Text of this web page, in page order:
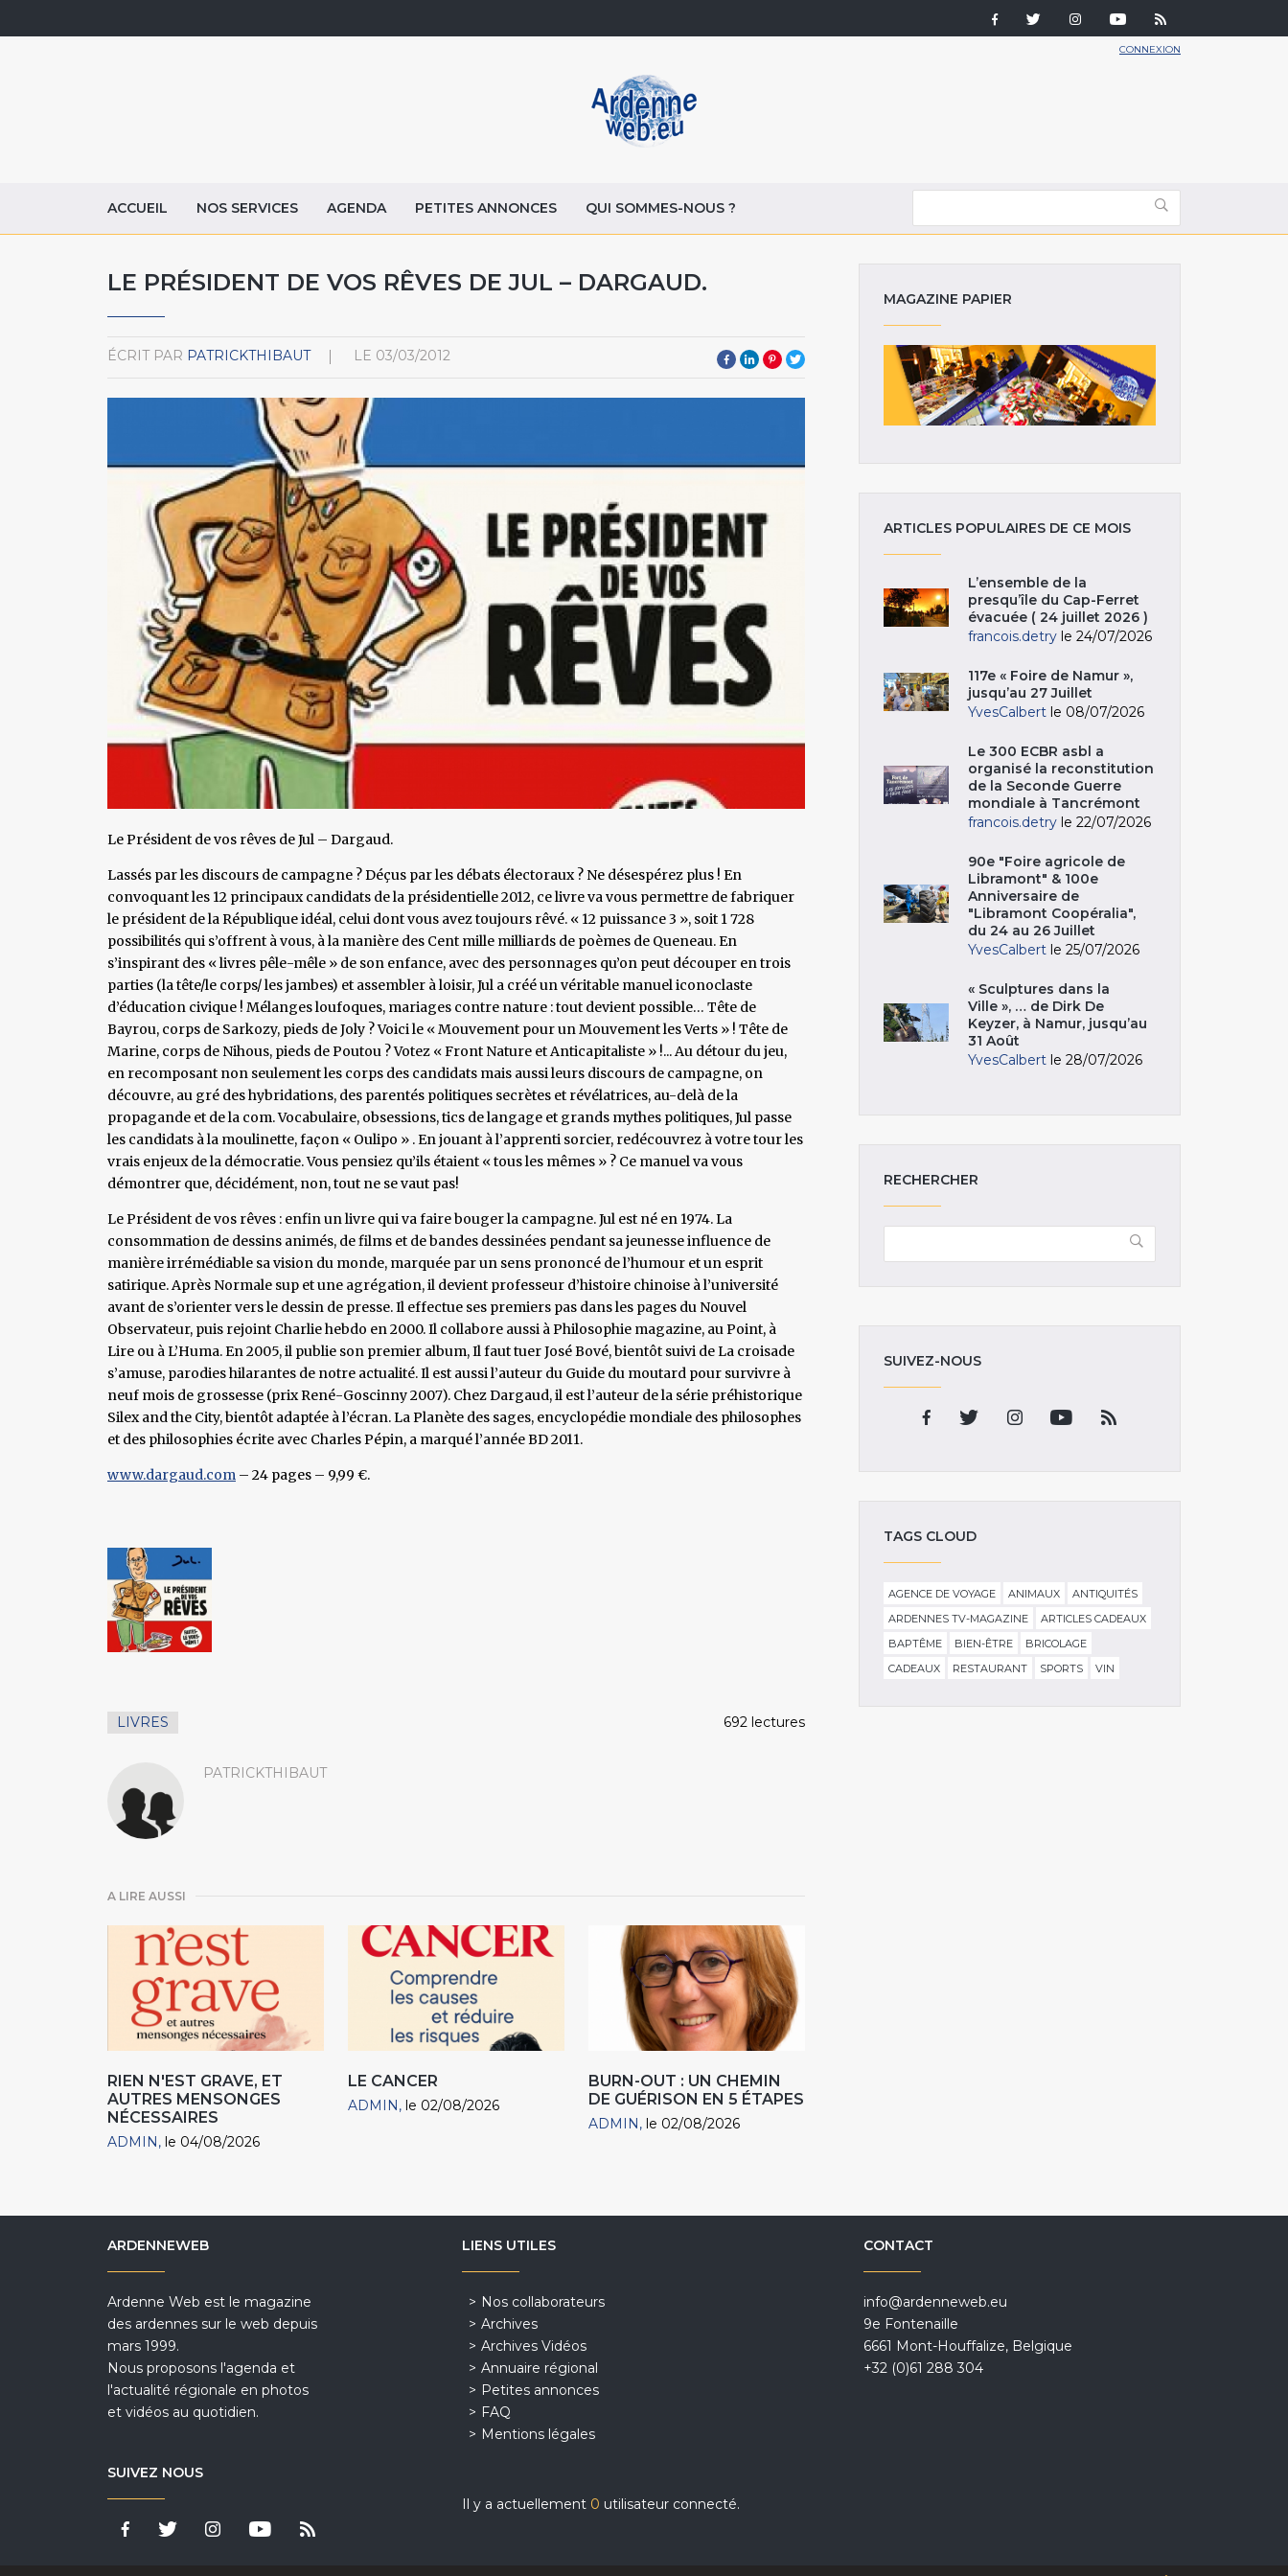
CONNEXION
ACCUEIL NOS SERVICES AGENDA PETITES ANNONCES QUI SOMMES-NOUS ?
LE PRÉSIDENT DE VOS RÊVES DE JUL – DARGAUD.
ÉCRIT PAR PATRICKTHIBAUT LE 03/03/2012
Le Président de vos rêves de Jul – Dargaud.
Lassés par les discours de campagne ? Déçus par les débats électoraux ? Ne désespérez plus ! En
convoquant les 12 principaux candidats de la présidentielle 2012, ce livre va vous permettre de fabriquer
le président de la République idéal, celui dont vous avez toujours rêvé. « 12 puissance 3 », soit 1 728
possibilités qui s’offrent à vous, à la manière des Cent mille milliards de poèmes de Queneau. En
s’inspirant des « livres pêle-mêle » de son enfance, avec des personnages qu’on peut découper en trois
parties (la tête/le corps/ les jambes) et assembler à loisir, Jul a créé un véritable manuel iconoclaste
d’éducation civique ! Mélanges loufoques, mariages contre nature : tout devient possible… Tête de
Bayrou, corps de Sarkozy, pieds de Joly ? Voici le « Mouvement pour un Mouvement les Verts » ! Tête de
Marine, corps de Nihous, pieds de Poutou ? Votez « Front Nature et Anticapitaliste » !... Au détour du jeu,
en recomposant non seulement les corps des candidats mais aussi leurs discours de campagne, on
découvre, au gré des hybridations, des parentés politiques secrètes et révélatrices, au-delà de la
propagande et de la com. Vocabulaire, obsessions, tics de langage et grands mythes politiques, Jul passe
les candidats à la moulinette, façon « Oulipo » . En jouant à l’apprenti sorcier, redécouvrez à votre tour les
vrais enjeux de la démocratie. Vous pensiez qu’ils étaient « tous les mêmes » ? Ce manuel va vous
démontrer que, décidément, non, tout ne se vaut pas!
Le Président de vos rêves : enfin un livre qui va faire bouger la campagne. Jul est né en 1974. La
consommation de dessins animés, de films et de bandes dessinées pendant sa jeunesse influence de
manière irrémédiable sa vision du monde, marquée par un sens prononcé de l’humour et un esprit
satirique. Après Normale sup et une agrégation, il devient professeur d’histoire chinoise à l’université
avant de s’orienter vers le dessin de presse. Il effectue ses premiers pas dans les pages du Nouvel
Observateur, puis rejoint Charlie hebdo en 2000. Il collabore aussi à Philosophie magazine, au Point, à
Lire ou à L’Huma. En 2005, il publie son premier album, Il faut tuer José Bové, bientôt suivi de La croisade
s’amuse, parodies hilarantes de notre actualité. Il est aussi l’auteur du Guide du moutard pour survivre à
neuf mois de grossesse (prix René-Goscinny 2007). Chez Dargaud, il est l’auteur de la série préhistorique
Silex and the City, bientôt adaptée à l’écran. La Planète des sages, encyclopédie mondiale des philosophes
et des philosophies écrite avec Charles Pépin, a marqué l’année BD 2011.
www.dargaud.com – 24 pages – 9,99 €.
LIVRES 692 lectures
PATRICKTHIBAUT
A LIRE AUSSI
RIEN N'EST GRAVE, ET
AUTRES MENSONGES
NÉCESSAIRES
ADMIN le 04/08/2026
LE CANCER
ADMIN le 02/08/2026
BURN-OUT : UN CHEMIN
DE GUÉRISON EN 5 ÉTAPES
ADMIN le 02/08/2026
MAGAZINE PAPIER
ARTICLES POPULAIRES DE CE MOIS
L’ensemble de la
presqu’île du Cap-Ferret
évacuée ( 24 juillet 2026 )
francois.detry le 24/07/2026
117e « Foire de Namur »,
jusqu’au 27 Juillet
YvesCalbert le 08/07/2026
Le 300 ECBR asbl a
organisé la reconstitution
de la Seconde Guerre
mondiale à Tancrémont
francois.detry le 22/07/2026
90e "Foire agricole de
Libramont" & 100e
Anniversaire de
"Libramont Coopéralia",
du 24 au 26 Juillet
YvesCalbert le 25/07/2026
« Sculptures dans la
Ville », … de Dirk De
Keyzer, à Namur, jusqu’au
31 Août
YvesCalbert le 28/07/2026
RECHERCHER
SUIVEZ-NOUS
TAGS CLOUD
AGENCE DE VOYAGE ANIMAUX
ANTIQUITÉS
ARDENNES TV-MAGAZINE
ARTICLES CADEAUX
BAPTÊME
BIEN-ÊTRE
BRICOLAGE
CADEAUX
RESTAURANT SPORTS VIN
ARDENNEWEB
Ardenne Web est le magazine
des ardennes sur le web depuis
mars 1999.
Nous proposons l'agenda et
l'actualité régionale en photos
et vidéos au quotidien.
SUIVEZ NOUS
LIENS UTILES
Nos collaborateurs
Archives
Archives Vidéos
Annuaire régional
Petites annonces
FAQ
Mentions légales
Il y a actuellement 0 utilisateur connecté.
CONTACT
info@ardenneweb.eu
9e Fontenaille
6661 Mont-Houffalize, Belgique
+32 (0)61 288 304